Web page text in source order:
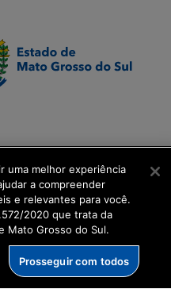
uma melhor experiência
a compreender
e relevantes para você.
2020 que trata da
Mato Grosso do Sul.
Prosseguir com todos